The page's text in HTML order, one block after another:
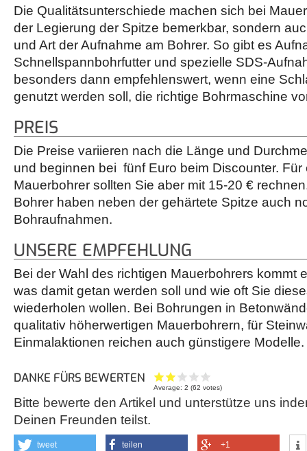
Die Qualitätsunterschiede machen sich bei
der Legierung der Spitze bemerkbar, sondern
und Art der Aufnahme am Bohrer. So gibt es
Schnellspannbohrfutter und spezielle SDS-
besonders dann empfehlenswert, wenn eine
genutzt werden soll, die richtige Bohrmaschine
PREIS
Die Preise variieren nach die Länge und
und beginnen bei fünf Euro beim Discounter. Für
Mauerbohrer sollten Sie aber mit 15-20 €
Bohrer haben neben der gehärtete Spitze auch
Bohraufnahmen.
UNSERE EMPFEHLUNG
Bei der Wahl des richtigen Mauerbohrers kommt
was damit getan werden soll und wie oft Sie
wiederholen wollen. Bei Bohrungen in
qualitativ höherwertigen Mauerbohrern, für
Einmalaktionen reichen auch günstigere Modelle.
DANKE FÜRS BEWERTEN
Average:2 (62 votes)
Bitte bewerte den Artikel und unterstütze uns
Deinen Freunden teilst.
tweet teilen +1